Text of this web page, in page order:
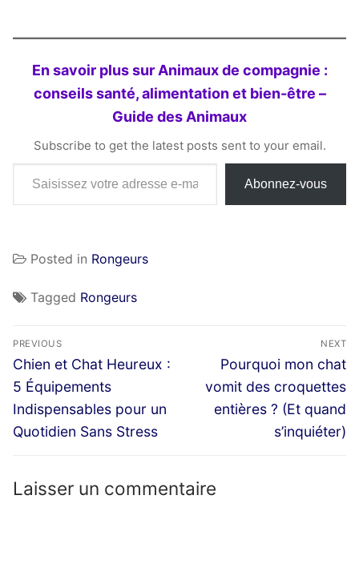
En savoir plus sur Animaux de compagnie :
conseils santé, alimentation et bien-être –
Guide des Animaux
Subscribe to get the latest posts sent to your email.
Saisissez votre adresse e-mail…
Abonnez-vous
Posted in Rongeurs
Tagged Rongeurs
Navigation
de
l’article
PREVIOUS
Previous
post:
Chien et Chat Heureux :
5 Équipements
Indispensables pour un
Quotidien Sans Stress
NEXT
Next
post:
Pourquoi mon chat
vomit des croquettes
entières ? (Et quand
s’inquiéter)
Laisser un commentaire